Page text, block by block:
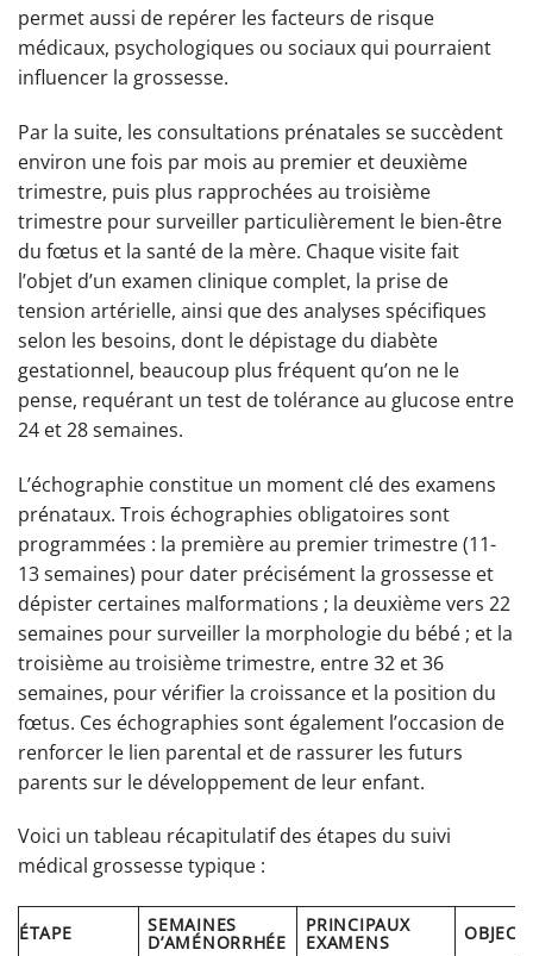
permet aussi de repérer les facteurs de risque
médicaux, psychologiques ou sociaux qui pourraient
influencer la grossesse.
Par la suite, les consultations prénatales se succèdent
environ une fois par mois au premier et deuxième
trimestre, puis plus rapprochées au troisième
trimestre pour surveiller particulièrement le bien-être
du fœtus et la santé de la mère. Chaque visite fait
l’objet d’un examen clinique complet, la prise de
tension artérielle, ainsi que des analyses spécifiques
selon les besoins, dont le dépistage du diabète
gestationnel, beaucoup plus fréquent qu’on ne le
pense, requérant un test de tolérance au glucose entre
24 et 28 semaines.
L’échographie constitue un moment clé des examens
prénataux. Trois échographies obligatoires sont
programmées : la première au premier trimestre (11-
13 semaines) pour dater précisément la grossesse et
dépister certaines malformations ; la deuxième vers 22
semaines pour surveiller la morphologie du bébé ; et la
troisième au troisième trimestre, entre 32 et 36
semaines, pour vérifier la croissance et la position du
fœtus. Ces échographies sont également l’occasion de
renforcer le lien parental et de rassurer les futurs
parents sur le développement de leur enfant.
Voici un tableau récapitulatif des étapes du suivi
médical grossesse typique :
ÉTAPE SEMAINES
D’AMÉNORRHÉE
PRINCIPAUX
EXAMENS